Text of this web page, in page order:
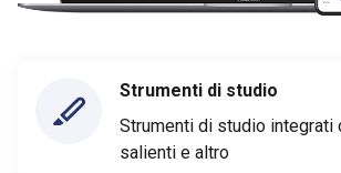
Strumenti di studio
Strumenti di studio integrati
salienti e altro